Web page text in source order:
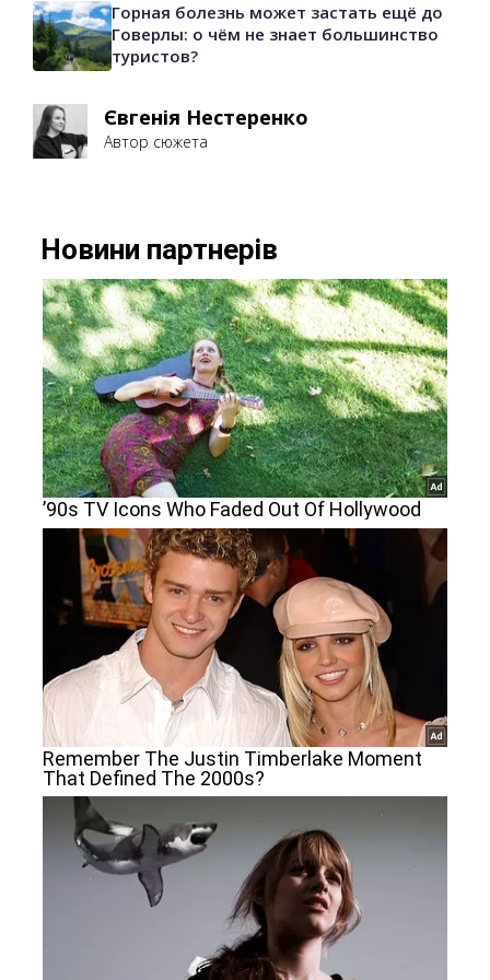
Горная болезнь может застать ещё до
Говерлы: о чём не знает большинство
туристов?
Євгенія Нестеренко
Автор сюжета